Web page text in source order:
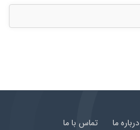
درباره ما تماس با ما